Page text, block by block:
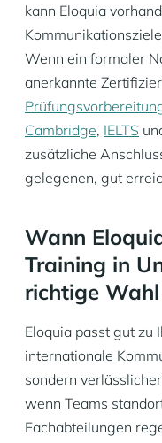
kann Eloquia
Wenn ein formaler
anerkannte
Cambridge, IELTS
zusätzliche
gelegenen, gut
Wann
Training in
richtige
Eloquia passt gut zu
internationale
sondern
wenn Teams
Fachabteilungen